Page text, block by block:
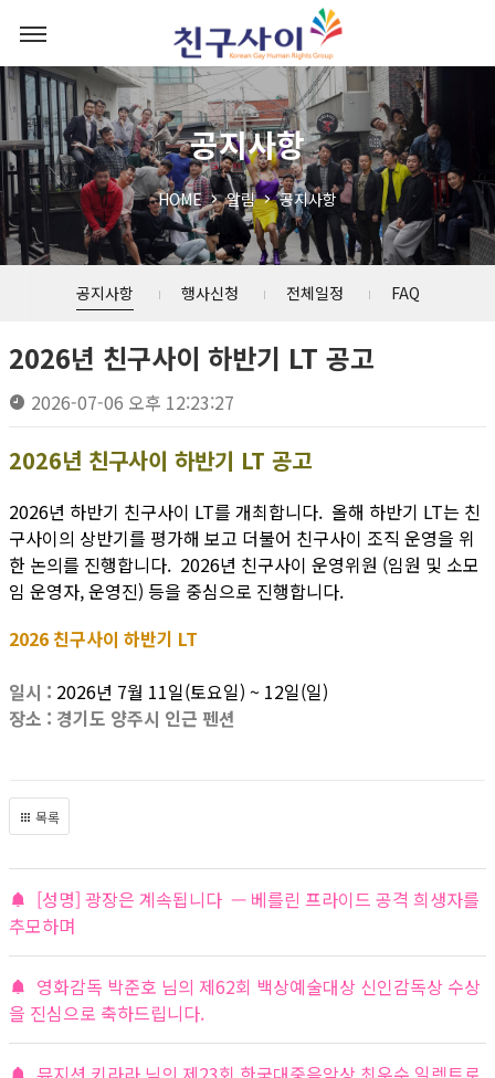
공지사항
HOME 알림 공지사항
공지사항 행사신청 전체일정 FAQ
2026년 친구사이 하반기 LT 공고
2026-07-06 오후 12:23:27
2026년 친구사이 하반기 LT 공고
2026년 하반기 친구사이 LT를 개최합니다. 올해 하반기 LT는 친
구사이의 상반기를 평가해 보고 더불어 친구사이 조직 운영을 위
한 논의를 진행합니다. 2026년 친구사이 운영위원 (임원 및 소모
임 운영자, 운영진) 등을 중심으로 진행합니다.
2026 친구사이 하반기 LT
일시 : 2026년 7월 11일(토요일) ~ 12일(일)
장소 : 경기도 양주시 인근 펜션
목록
[성명] 광장은 계속됩니다 — 베를린 프라이드 공격 희생자를
추모하며
영화감독 박준호 님의 제62회 백상예술대상 신인감독상 수상
을 진심으로 축하드립니다.